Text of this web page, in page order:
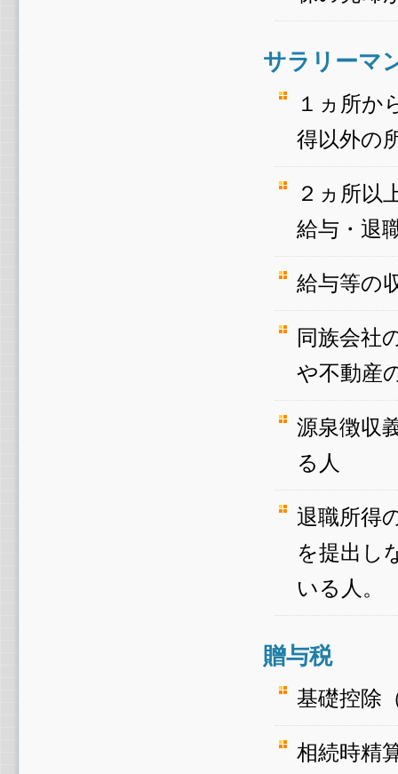
サラリーマ
１ヵ所か
得以外の
２ヵ所以
給与・退
給与等の
同族会社
や不動産
源泉徴収
る人
退職所得
を提出し
いる人。
贈与税
基礎控除
相続時精